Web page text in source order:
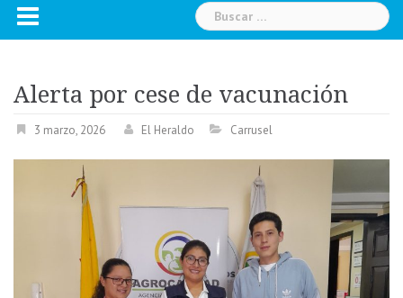
Buscar:
Alerta por cese de vacunación
3 marzo, 2026 El Heraldo Carrusel